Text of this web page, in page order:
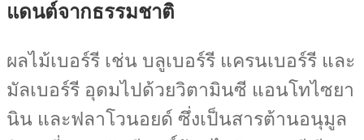
แดนต์จากธรรมชาติ
ผลไม้เบอร์รี เช่น บลูเบอร์รี แครนเบอร์รี และ
มัลเบอร์รี อุดมไปด้วยวิตามินซี แอนโทไซยา
นิน และฟลาโวนอยด์ ซึ่งเป็นสารต้านอนุมูล